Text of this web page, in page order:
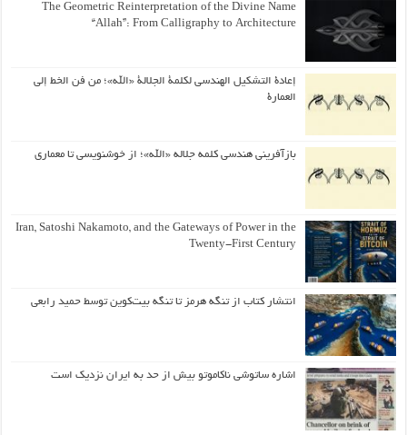
The Geometric Reinterpretation of the Divine Name
“Allah”: From Calligraphy to Architecture
إعادة التشكيل الهندسي لكلمة الجلالة «الله»؛ من فن الخط إلى
العمارة
بازآفرینی هندسی کلمه جلاله «الله»؛ از خوشنویسی تا معماری
Iran, Satoshi Nakamoto, and the Gateways of Power in the
Twenty-First Century
انتشار کتاب از تنگه هرمز تا تنگه بیت‌کوین توسط حمید رابعی
اشاره ساتوشی ناکاموتو بیش از حد به ایران نزدیک است